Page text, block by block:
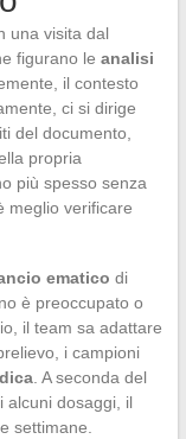
una visita dal
figurano le analisi
il contesto
ci si dirige
del documento,
propria
più spesso senza
meglio verificare
ematico di
è preoccupato o
il team sa adattare
i campioni
. A seconda del
alcuni dosaggi, il
settimane.